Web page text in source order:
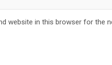
website in this browser for the